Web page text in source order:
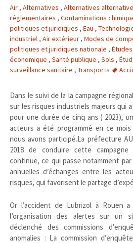
Air , Alternatives , Alternatives
réglementaires , Contaminations
politiques et juridiques , Eau ,
industriel , Air extérieur , Modes de
politiques et juridiques nationale ,
économique , Santé publique , Sols ,
surveillance sanitaire , Transports
Dans le suivi de la la campagne
sur les risques industriels majeurs qui
pour une durée de cinq ans ( 2023),
acteurs a été programmé en ce
nous avons participé.La préfecture
2018 de conduire cette campagne
continue, ce qui passe notamment
annuelles d’échanges entre les
risques, qui favorisent le partage
Or l’accident de Lubrizol à Rouen
l’organisation des alertes sur un
déclenché des commissions
anomalies : La commission